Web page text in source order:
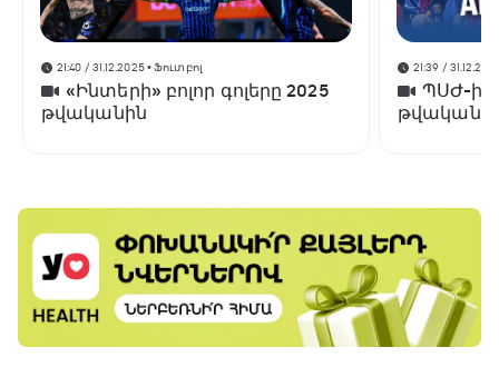
21:40 / 31.12.2025• Ֆուտբոլ
«Ինտերի» բոլոր գոլերը 2025
թվականին
21:39 /
ՊՍԺ-ի